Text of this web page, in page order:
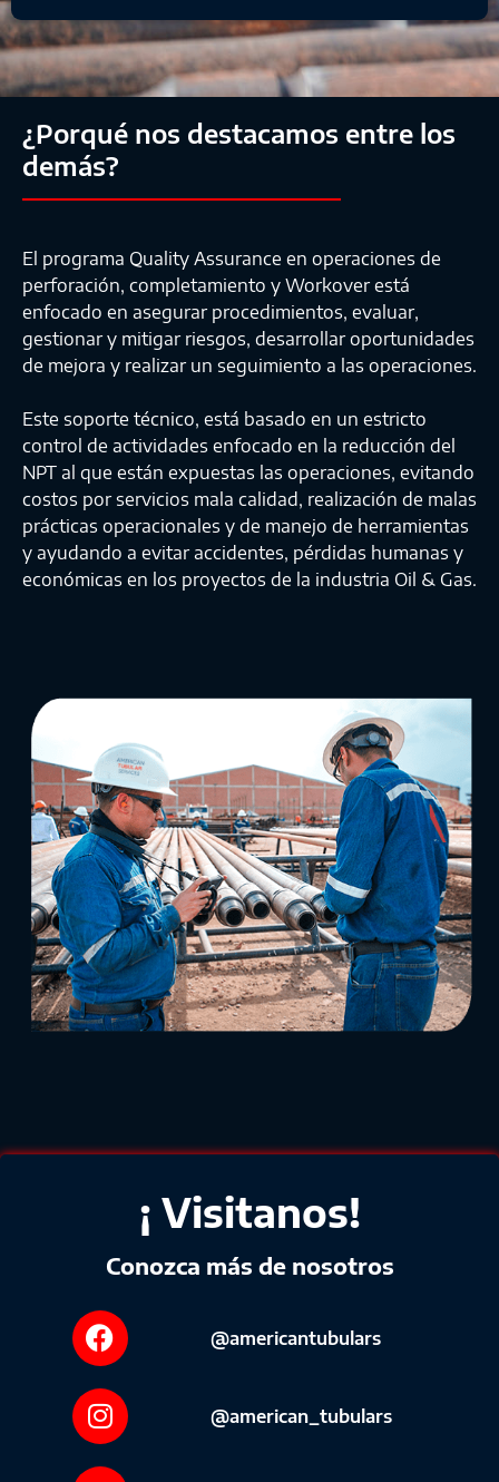
¿Porqué nos destacamos entre los
demás?
El programa Quality Assurance en operaciones de
perforación, completamiento y Workover está
enfocado en asegurar procedimientos, evaluar,
gestionar y mitigar riesgos, desarrollar oportunidades
de mejora y realizar un seguimiento a las operaciones.
Este soporte técnico, está basado en un estricto
control de actividades enfocado en la reducción del
NPT al que están expuestas las operaciones, evitando
costos por servicios mala calidad, realización de malas
prácticas operacionales y de manejo de herramientas
y ayudando a evitar accidentes, pérdidas humanas y
económicas en los proyectos de la industria Oil & Gas.
¡ Visitanos!
Conozca más de nosotros
@americantubulars
@american_tubulars